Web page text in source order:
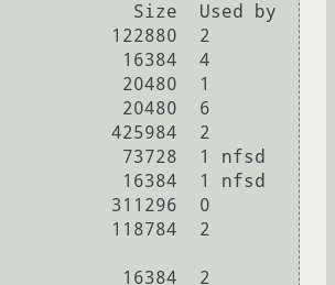
Size  Used by
122880  2
16384  4
20480  1
20480  6
425984  2
73728  1 nfsd
16384  1 nfsd
311296  0
118784  2
16384  2